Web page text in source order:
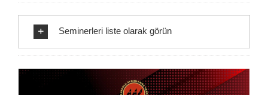
Seminerleri liste olarak görün